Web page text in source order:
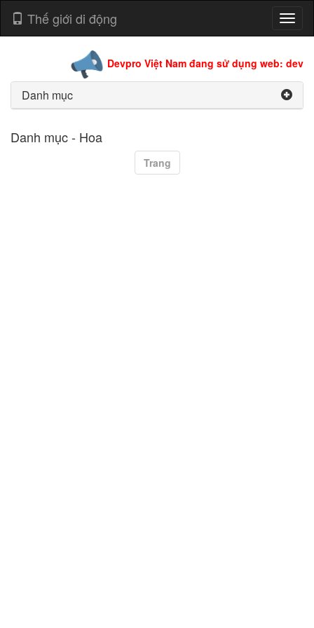
Thế giới di động
Devpro Việt Nam đang sử dụng web:
Danh mục
Danh mục - Hoa
Trang